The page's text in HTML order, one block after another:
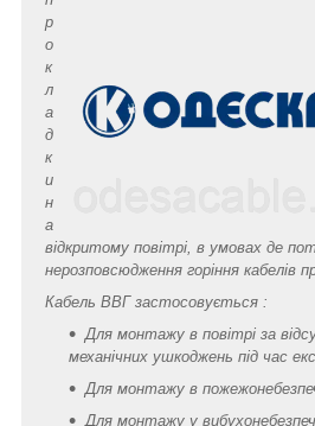
р
о
к
л
а
д
к
и
н
а
відкритому повітрі, в умовах де
нерозповсюдження горіння кабелів
Кабель ВВГ застосовується :
Для монтажу в повітрі за
механічних ушкоджень під час
Для монтажу в
Для монтажу у